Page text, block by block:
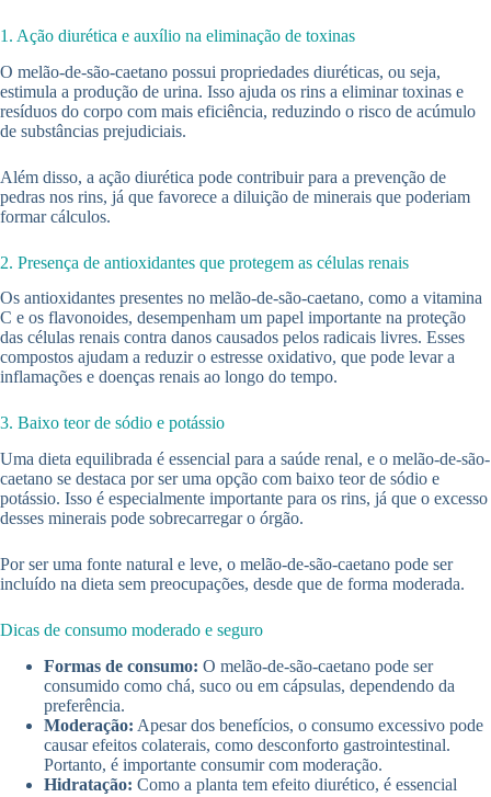
1. Ação diurética e auxílio na eliminação de toxinas
O melão-de-são-caetano possui propriedades diuréticas, ou seja,
estimula a produção de urina. Isso ajuda os rins a eliminar toxinas e
resíduos do corpo com mais eficiência, reduzindo o risco de acúmulo
de substâncias prejudiciais.
Além disso, a ação diurética pode contribuir para a prevenção de
pedras nos rins, já que favorece a diluição de minerais que poderiam
formar cálculos.
2. Presença de antioxidantes que protegem as células renais
Os antioxidantes presentes no melão-de-são-caetano, como a vitamina
C e os flavonoides, desempenham um papel importante na proteção
das células renais contra danos causados pelos radicais livres. Esses
compostos ajudam a reduzir o estresse oxidativo, que pode levar a
inflamações e doenças renais ao longo do tempo.
3. Baixo teor de sódio e potássio
Uma dieta equilibrada é essencial para a saúde renal, e o melão-de-são-
caetano se destaca por ser uma opção com baixo teor de sódio e
potássio. Isso é especialmente importante para os rins, já que o excesso
desses minerais pode sobrecarregar o órgão.
Por ser uma fonte natural e leve, o melão-de-são-caetano pode ser
incluído na dieta sem preocupações, desde que de forma moderada.
Dicas de consumo moderado e seguro
Formas de consumo: O melão-de-são-caetano pode ser
consumido como chá, suco ou em cápsulas, dependendo da
preferência.
Moderação: Apesar dos benefícios, o consumo excessivo pode
causar efeitos colaterais, como desconforto gastrointestinal.
Portanto, é importante consumir com moderação.
Hidratação: Como a planta tem efeito diurético, é essencial